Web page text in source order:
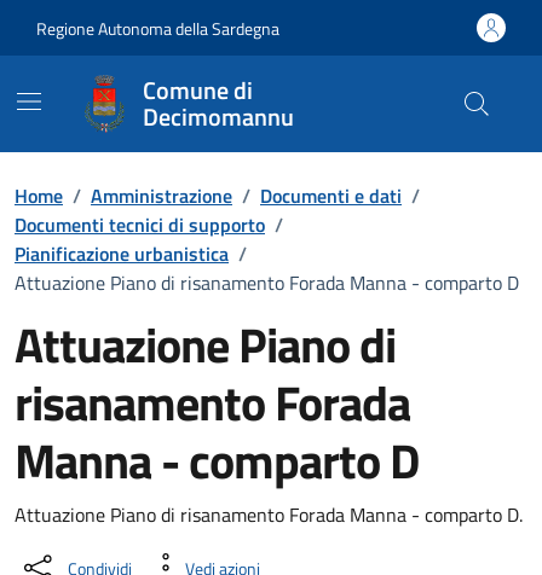
Regione Autonoma della Sardegna
Comune di
Decimomannu
Home / Amministrazione / Documenti e dati /
Documenti tecnici di supporto /
Pianificazione urbanistica /
Attuazione Piano di risanamento Forada Manna - comparto D
Attuazione Piano di
risanamento Forada
Manna - comparto D
Dettaglio del documento
Attuazione Piano di risanamento Forada Manna - comparto D.
Condividi Vedi azioni